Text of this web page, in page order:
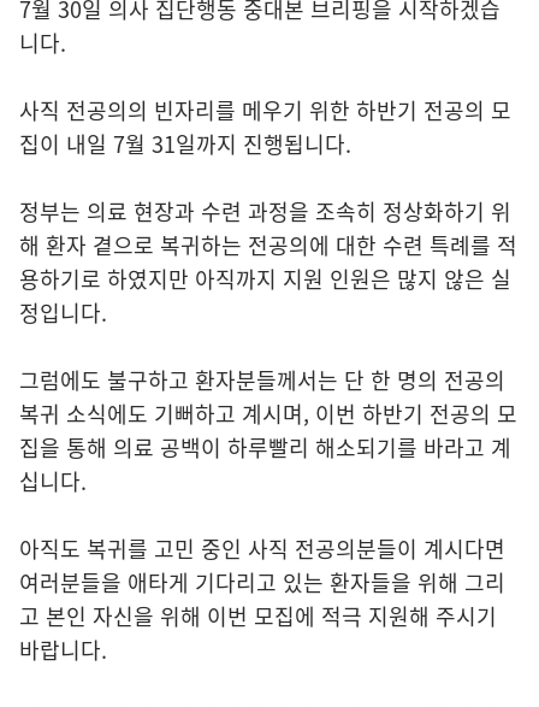
7월 30일 의사 집단행동 중대본 브리핑을 시작하겠습
니다.
사직 전공의의 빈자리를 메우기 위한 하반기 전공의 모
집이 내일 7월 31일까지 진행됩니다.
정부는 의료 현장과 수련 과정을 조속히 정상화하기 위
해 환자 곁으로 복귀하는 전공의에 대한 수련 특례를 적
용하기로 하였지만 아직까지 지원 인원은 많지 않은 실
정입니다.
그럼에도 불구하고 환자분들께서는 단 한 명의 전공의
복귀 소식에도 기뻐하고 계시며, 이번 하반기 전공의 모
집을 통해 의료 공백이 하루빨리 해소되기를 바라고 계
십니다.
아직도 복귀를 고민 중인 사직 전공의분들이 계시다면
여러분들을 애타게 기다리고 있는 환자들을 위해 그리
고 본인 자신을 위해 이번 모집에 적극 지원해 주시기
바랍니다.